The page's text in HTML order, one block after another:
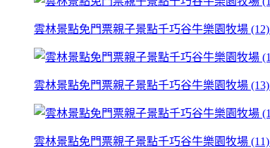
雲林景點免門票親子景點千巧谷牛樂園牧場
雲林景點免門票親子景點千巧谷牛樂園牧場
雲林景點免門票親子景點千巧谷牛樂園牧場